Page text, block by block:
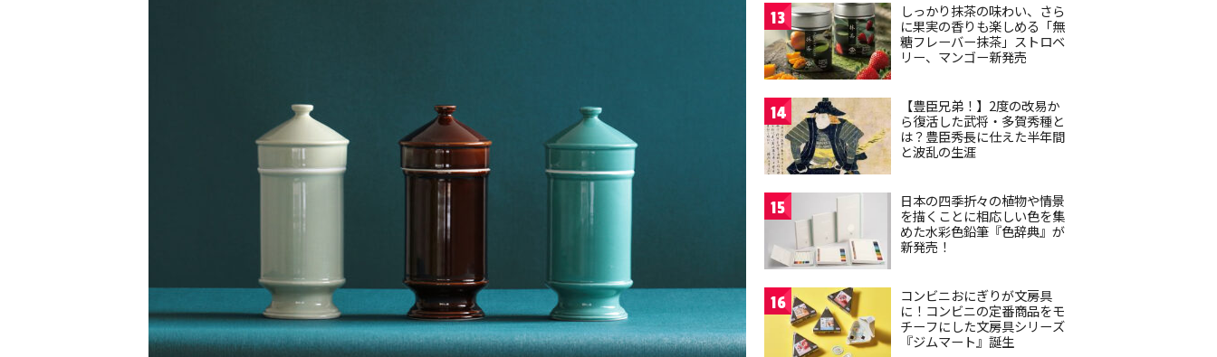
13
しっかり抹茶の味わい、さら
に果実の香りも楽しめる「無
糖フレーバー抹茶」ストロベ
リー、マンゴー新発売
14
【豊臣兄弟！】2度の改易か
ら復活した武将・多賀秀種と
は？豊臣秀長に仕えた半年間
と波乱の生涯
15
日本の四季折々の植物や情景
を描くことに相応しい色を集
めた水彩色鉛筆『色辞典』が
新発売！
16
コンビニおにぎりが文房具
に！コンビニの定番商品をモ
チーフにした文房具シリーズ
『ジムマート』誕生